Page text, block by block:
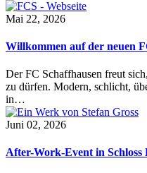
Mai 22, 2026
Willkommen auf der neuen
Der FC Schaffhausen freut
zu dürfen. Modern, schlicht,
in…
Juni 02, 2026
After-Work-Event in